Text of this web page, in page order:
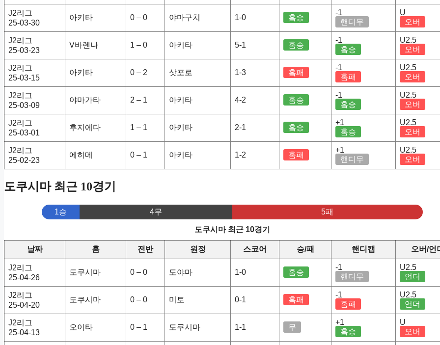
J2리그
25-03-30
아키타 0 – 0 야마구치 1-0 홈승
-1
핸디무
U
오버
J2리그
25-03-23
V바렌나 1 – 0 아키타 5-1 홈승
-1
홈승
U2.5
오버
J2리그
25-03-15
아키타 0 – 2 삿포로 1-3 홈패
-1
홈패
U2.5
오버
J2리그
25-03-09
야마가타 2 – 1 아키타 4-2 홈승
-1
홈승
U2.5
오버
J2리그
25-03-01
후지에다 1 – 1 아키타 2-1 홈승
+1
홈승
U2.5
오버
J2리그
25-02-23
에히메 0 – 1 아키타 1-2 홈패
+1
핸디무
U2.5
오버
도쿠시마 최근 10경기
1승 4무 5패
도쿠시마 최근 10경기
날짜 홈 전반 원정 스코어 승/패 핸디캡 오버/언
J2리그
25-04-26
도쿠시마 0 – 0 도야마 1-0 홈승
-1
핸디무
U2.5
언더
J2리그
25-04-20
도쿠시마 0 – 0 미토 0-1 홈패
-1
홈패
U2.5
언더
J2리그
25-04-13
오이타 0 – 1 도쿠시마 1-1 무
+1
홈승
U
오버